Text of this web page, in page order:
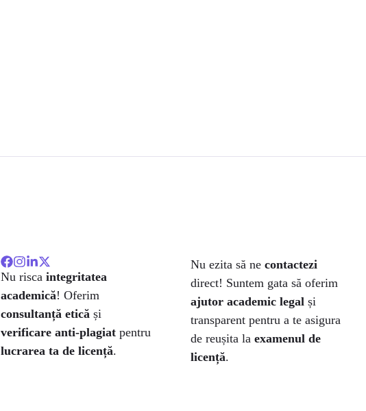
Nu risca integritatea
academică! Oferim
consultanță eticăși
verificare anti-plagiatpentru
lucrarea ta de licență.
Nu ezita să necontactezi
direct! Suntem gata să oferim
ajutor academic legal și
transparent pentru a te asigura
de reușita laexamenul de
licență.